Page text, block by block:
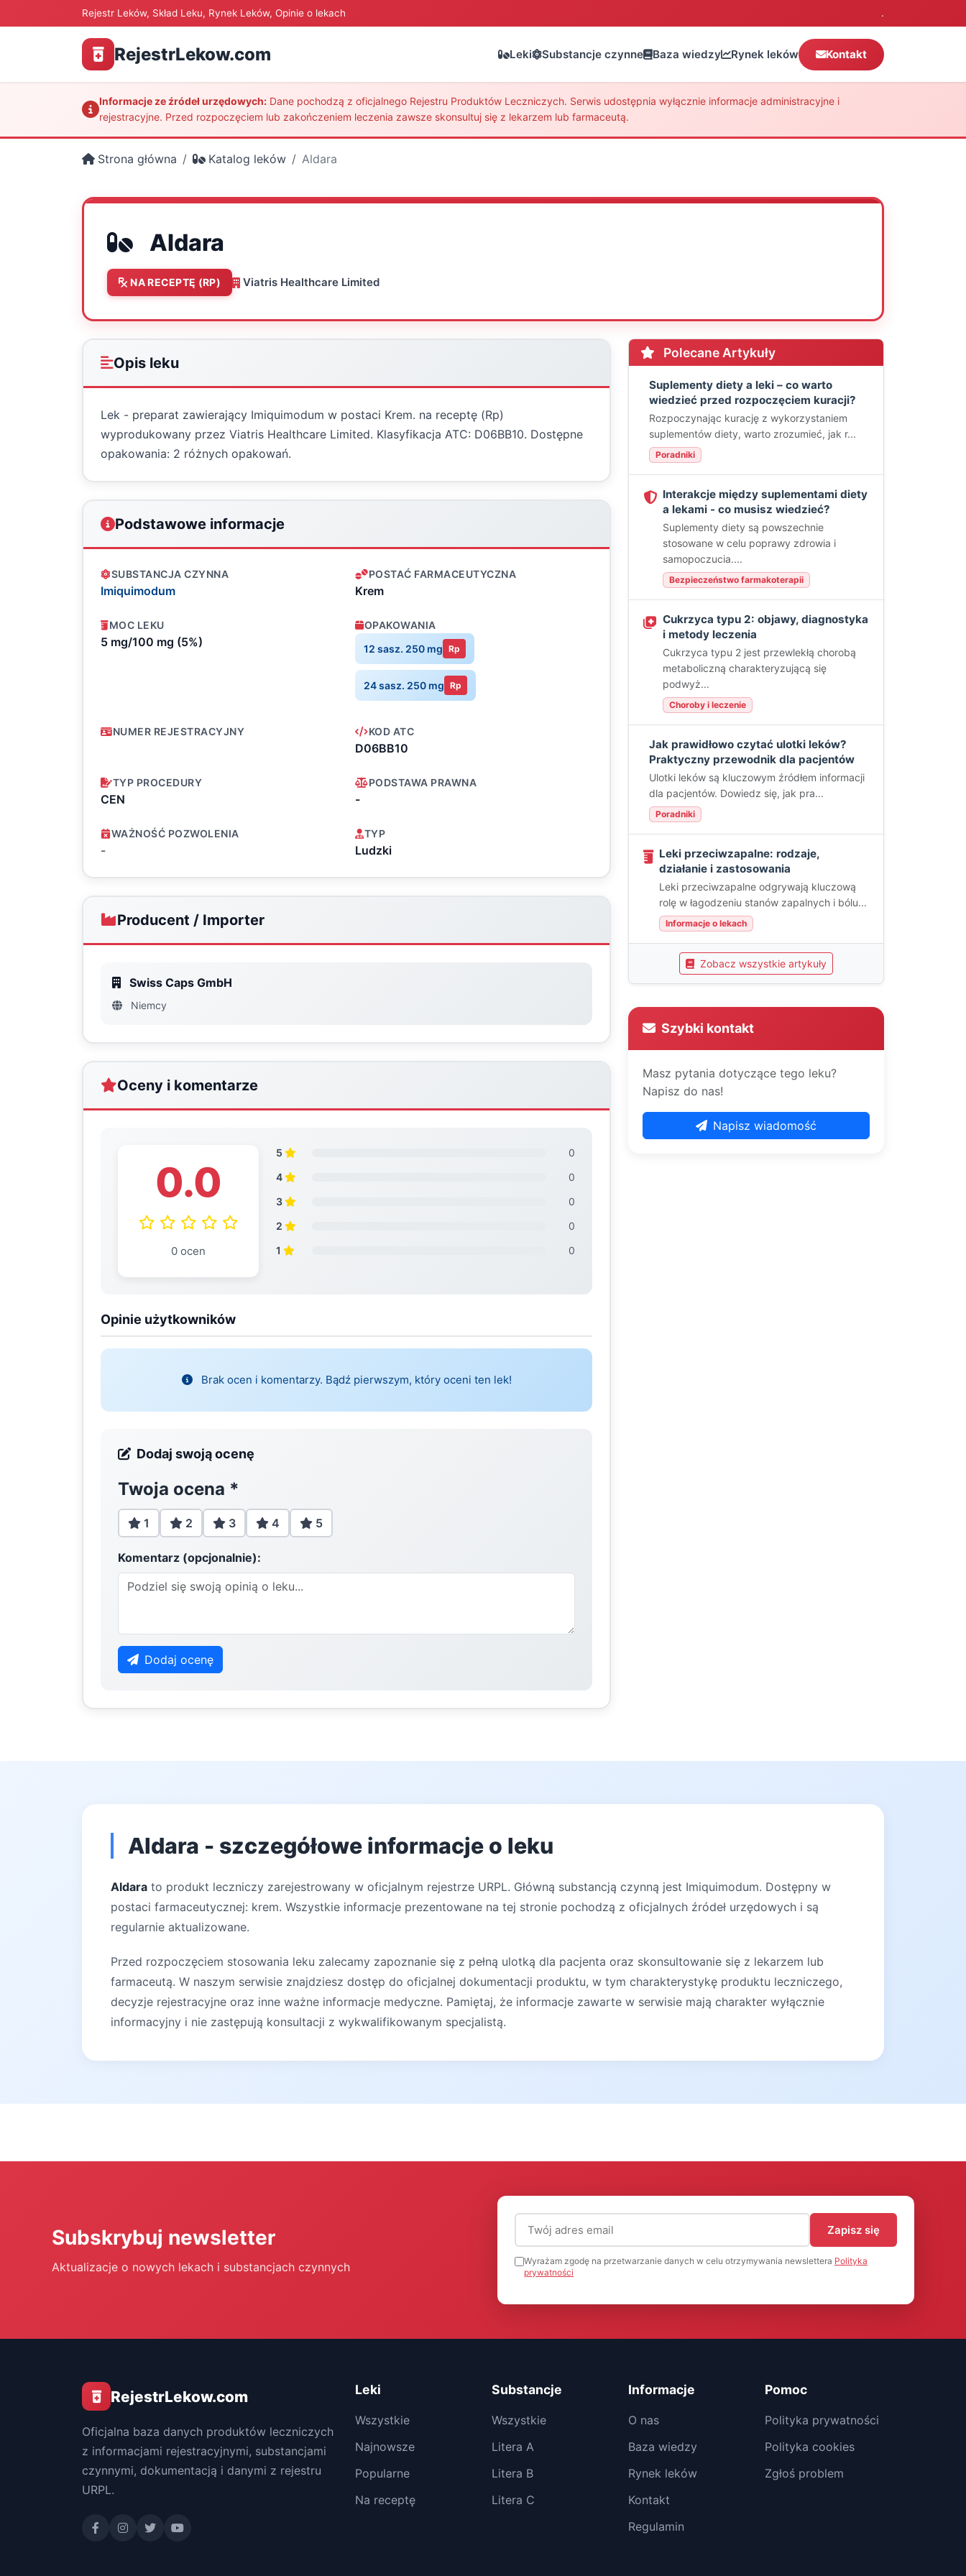
Rejestr Leków, Skład Leku, Rynek Leków, Opinie o lekach .
RejestrLekow.com Leki Substancje czynne Baza wiedzy Rynek leków Kontakt
Informacje ze źródeł urzędowych: Dane pochodzą z oficjalnego Rejestru Produktów Leczniczych. Serwis udostępnia wyłącznie informacje administracyjne i
rejestracyjne. Przed rozpoczęciem lub zakończeniem leczenia zawsze skonsultuj się z lekarzem lub farmaceutą.
Strona główna Katalog leków Aldara
Aldara
NA RECEPTĘ (RP) Viatris Healthcare Limited
Opis leku
Lek - preparat zawierający Imiquimodum w postaci Krem. na receptę (Rp)
wyprodukowany przez Viatris Healthcare Limited. Klasyfikacja ATC: D06BB10. Dostępne
opakowania: 2 różnych opakowań.
Podstawowe informacje
SUBSTANCJA CZYNNA
Imiquimodum
POSTAĆ FARMACEUTYCZNA
Krem
MOC LEKU
5 mg/100 mg (5%)
OPAKOWANIA
12 sasz. 250 mg Rp
24 sasz. 250 mg Rp
NUMER REJESTRACYJNY KOD ATC
D06BB10
TYP PROCEDURY
CEN
PODSTAWA PRAWNA
-
WAŻNOŚĆ POZWOLENIA
-
TYP
Ludzki
Producent / Importer
Swiss Caps GmbH
Niemcy
Oceny i komentarze
0.0
0 ocen
5
0
4
0
3
0
2
0
1
0
Opinie użytkowników
Brak ocen i komentarzy. Bądź pierwszym, który oceni ten lek!
Dodaj swoją ocenę
Twoja ocena *
1 2 3 4 5
Komentarz (opcjonalnie):
Dodaj ocenę
Polecane Artykuły
Suplementy diety a leki – co warto
wiedzieć przed rozpoczęciem kuracji?
Rozpoczynając kurację z wykorzystaniem
suplementów diety, warto zrozumieć, jak r...
Poradniki
Interakcje między suplementami diety
a lekami - co musisz wiedzieć?
Suplementy diety są powszechnie
stosowane w celu poprawy zdrowia i
samopoczucia....
Bezpieczeństwo farmakoterapii
Cukrzyca typu 2: objawy, diagnostyka
i metody leczenia
Cukrzyca typu 2 jest przewlekłą chorobą
metaboliczną charakteryzującą się
podwyż...
Choroby i leczenie
Jak prawidłowo czytać ulotki leków?
Praktyczny przewodnik dla pacjentów
Ulotki leków są kluczowym źródłem informacji
dla pacjentów. Dowiedz się, jak pra...
Poradniki
Leki przeciwzapalne: rodzaje,
działanie i zastosowania
Leki przeciwzapalne odgrywają kluczową
rolę w łagodzeniu stanów zapalnych i bólu...
Informacje o lekach
Zobacz wszystkie artykuły
Szybki kontakt
Masz pytania dotyczące tego leku?
Napisz do nas!
Napisz wiadomość
Aldara - szczegółowe informacje o leku
Aldara to produkt leczniczy zarejestrowany w oficjalnym rejestrze URPL. Główną substancją czynną jest Imiquimodum. Dostępny w
postaci farmaceutycznej: krem. Wszystkie informacje prezentowane na tej stronie pochodzą z oficjalnych źródeł urzędowych i są
regularnie aktualizowane.
Przed rozpoczęciem stosowania leku zalecamy zapoznanie się z pełną ulotką dla pacjenta oraz skonsultowanie się z lekarzem lub
farmaceutą. W naszym serwisie znajdziesz dostęp do oficjalnej dokumentacji produktu, w tym charakterystykę produktu leczniczego,
decyzje rejestracyjne oraz inne ważne informacje medyczne. Pamiętaj, że informacje zawarte w serwisie mają charakter wyłącznie
informacyjny i nie zastępują konsultacji z wykwalifikowanym specjalistą.
Subskrybuj newsletter
Aktualizacje o nowych lekach i substancjach czynnych
Adres email (wymagany)
Zapisz się
Wyrażam zgodę na przetwarzanie danych w celu otrzymywania newslettera Polityka
prywatności
RejestrLekow.com
Oficjalna baza danych produktów leczniczych
z informacjami rejestracyjnymi, substancjami
czynnymi, dokumentacją i danymi z rejestru
URPL.
Leki
Wszystkie
Najnowsze
Popularne
Na receptę
Substancje
Wszystkie
Litera A
Litera B
Litera C
Informacje
O nas
Baza wiedzy
Rynek leków
Kontakt
Regulamin
Pomoc
Polityka prywatności
Polityka cookies
Zgłoś problem